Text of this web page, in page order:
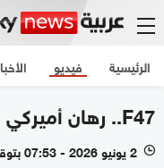
الرئيسية فيديو
F47.. رهان أميركي للحفاظ على التفوق الجوي
l 2 يونيو 2026 - 07:53 بتوقيت أبوظبي